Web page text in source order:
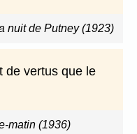
nuit de Putney (1923)
de vertus que le
matin (1936)